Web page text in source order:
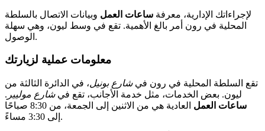
لإجراءاتك الإدارية، معرفة ساعات العمل وبيانات الاتصال بالسلطة
المحلية في رون أمر بالغ الأهمية. تقع في وسط ليون، وهي سهلة
الوصول.
معلومات عملية لزيارتك
تقع السلطة المحلية في رون فيشارع بونيل، في الدائرة الثالثة من
ليون. بعض الخدمات، مثل خدمة الأجانب، تقع فيشارع موليير .
ساعات العمل
العادية هي من الاثنين إلى الجمعة، من 8:30 صباحًا
إلى 3:30 مساءً.